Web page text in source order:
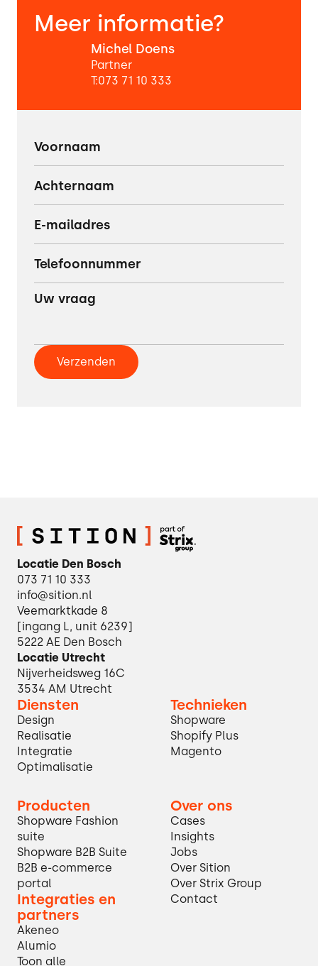
Meer informatie?
Michel Doens
Partner
T:073 71 10 333
Locatie Den Bosch
073 71 10 333
info@sition.nl
Veemarktkade 8
[ingang L, unit 6239]
5222 AE Den Bosch
Locatie Utrecht
Nijverheidsweg 16C
3534 AM Utrecht
Diensten
Design
Realisatie
Integratie
Optimalisatie
Technieken
Shopware
Shopify Plus
Magento
Producten
Shopware Fashion
suite
Shopware B2B Suite
B2B e-commerce
portal
Integraties en
partners
Akeneo
Alumio
Toon alle
Over ons
Cases
Insights
Jobs
Over Sition
Over Strix Group
Contact